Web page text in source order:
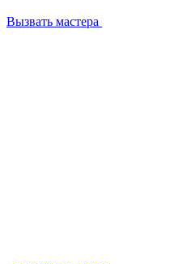
Вызвать мастера